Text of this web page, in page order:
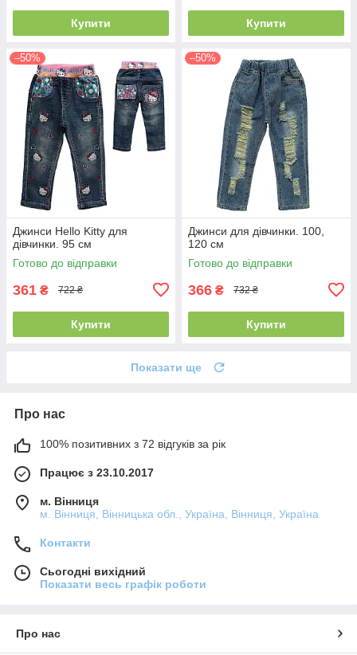
Купити Купити
–50%
Джинси Hello Kitty для
дівчинки. 95 см
Готово до відправки
361 ₴ 722 ₴
Купити
–50%
Джинси для дівчинки. 100,
120 см
Готово до відправки
366 ₴ 732 ₴
Купити
Показати ще
Про нас
100% позитивних з 72 відгуків за рік
Працює з 23.10.2017
м. Вінниця
м. Вінниця, Вінницька обл., Україна, Вінниця, Україна
Контакти
Сьогодні вихідний
Показати весь графік роботи
Про нас